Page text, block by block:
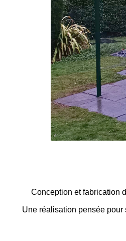
Conception et fabrication
Une réalisation pensée pour